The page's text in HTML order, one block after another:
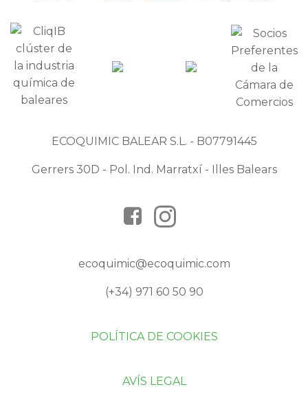
ECOQUIMIC BALEAR S.L. - B07791445
Gerrers 30D - Pol. Ind. Marratxí - Illes Balears
ecoquimic@ecoquimic.com
(+34) 971 60 50 90
POLÍTICA DE COOKIES
AVÍS LEGAL